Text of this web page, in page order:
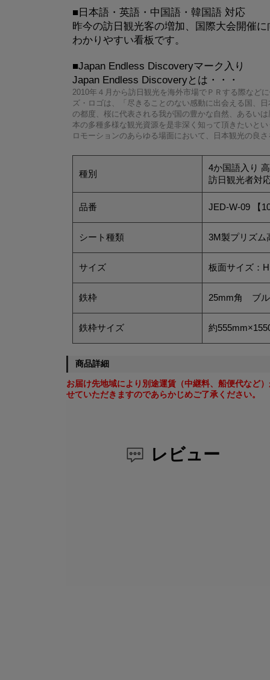
■日本語・英語・中国語・韓国語 対応
昨今の訪日観光客の増加、国際大会開催
わかりやすい看板です。
■Japan Endless Discoveryマーク入り
Japan Endless Discoveryとは・・・
2010年４月から訪日観光を海外市場でＰＲする際など
ズ・ロゴは、「尽きることのない感動に出会える国、
の都度、桜に代表される我が国の豊かな自然、あるい
本の多種多様な観光資源を是非深く知って頂きたいと
ロモーションのあらゆる場面において、日本観光の良
種別
4か国語入り
訪日観光者対
品番 JED-W-09 【
シート種類 3M製プリズム
サイズ 板面サイズ：
鉄枠 25mm角 ブ
鉄枠サイズ 約
商品詳細
お届け先地域により別途運賃（中継料、船便代など
せていただきますのであらかじめご了承ください。
レビュー